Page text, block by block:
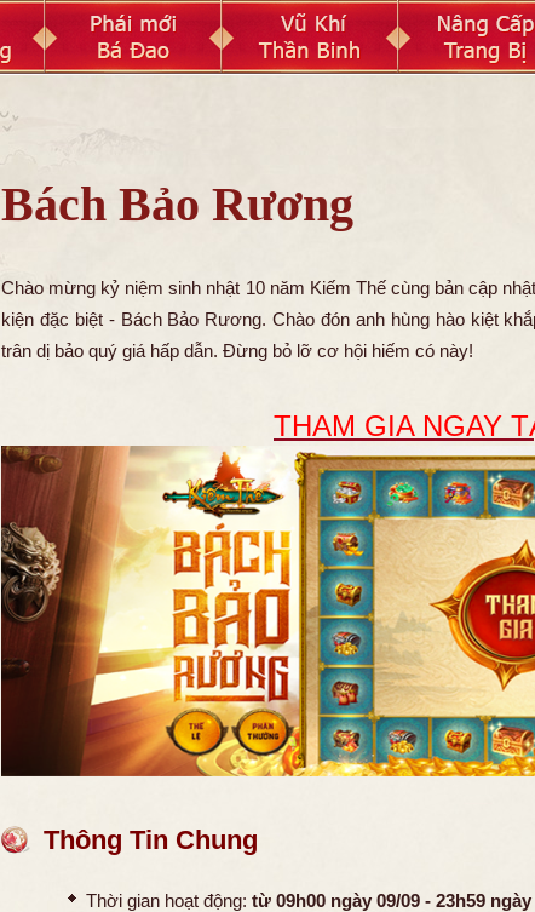
Bách Bảo Rương
Chào mừng kỷ niệm sinh nhật 10 năm Kiếm Thế cùng bản cập
kiện đặc biệt - Bách Bảo Rương. Chào đón anh hùng hào kiệt
trân dị bảo quý giá hấp dẫn. Đừng bỏ lỡ cơ hội hiếm có này!
THAM GIA NGAY
Thông Tin Chung
Thời gian hoạt động: từ 09h00 ngày 09/09 - 23h59 ngày